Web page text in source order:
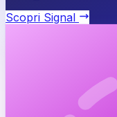
Scopri Signal